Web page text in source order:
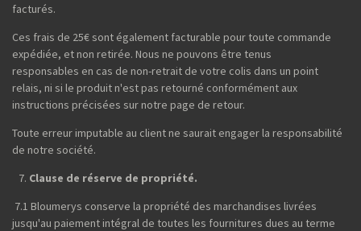
facturés.
Ces frais de 25€ sont également facturable pour toute commande
expédiée, et non retirée. Nous ne pouvons être tenus
responsables en cas de non-retrait de votre colis dans un point
relais, ni si le produit n'est pas retourné conformément aux
instructions précisées sur notre page de retour.
Toute erreur imputable au client ne saurait engager la responsabilité
de notre société.
Clause de réserve de propriété.
7.1 Bloumerys conserve la propriété des marchandises livrées
jusqu'au paiement intégral de toutes les fournitures dues au terme